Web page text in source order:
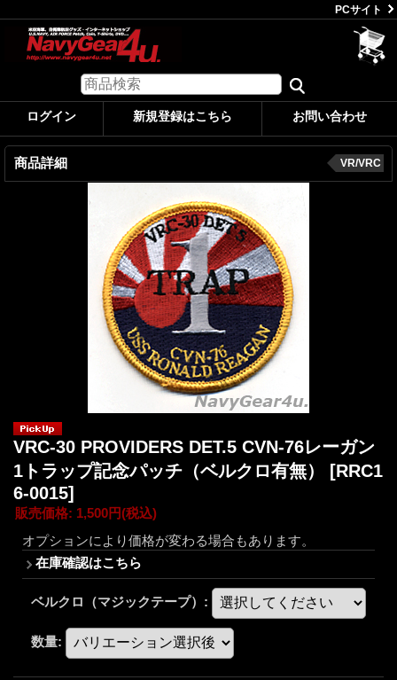
PCサイト
ログイン 新規登録はこちら お問い合わせ
商品詳細 VR/VRC
VRC-30 PROVIDERS DET.5 CVN-76レーガン
1トラップ記念パッチ（ベルクロ有無） [RRC1
6-0015]
販売価格: 1,500円(税込)
オプションにより価格が変わる場合もあります。
在庫確認はこちら
ベルクロ（マジックテープ） :
数量: